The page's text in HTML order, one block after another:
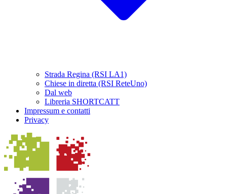
Strada Regina (RSI LA1)
Chiese in diretta (RSI ReteUno)
Dal web
Libreria SHORTCATT
Impressum e contatti
Privacy